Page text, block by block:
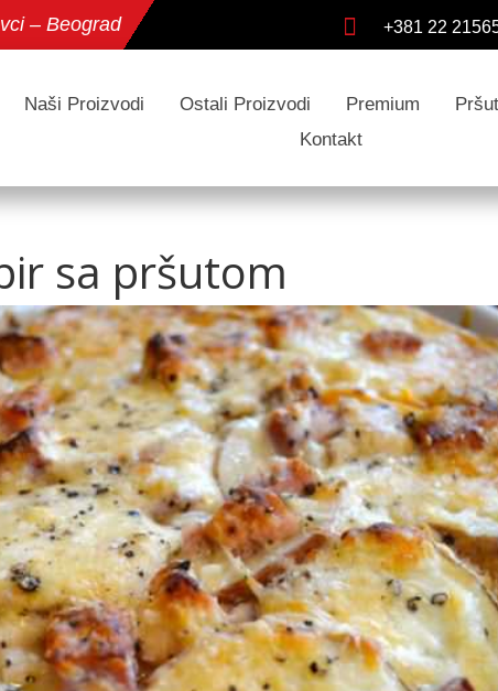
– Beograd  +381 22
Naši Proizvodi Ostali Proizvodi Premium
Kontakt
sa pršutom